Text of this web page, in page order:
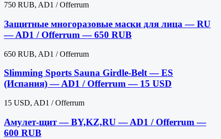
750 RUB, AD1 / Offerrum
Защитные многоразовые маски для лица — RU
— AD1 / Offerrum — 650 RUB
650 RUB, AD1 / Offerrum
Slimming Sports Sauna Girdle-Belt — ES
(Испания) — AD1 / Offerrum — 15 USD
15 USD, AD1 / Offerrum
Амулет-щит — BY,KZ,RU — AD1 / Offerrum —
600 RUB